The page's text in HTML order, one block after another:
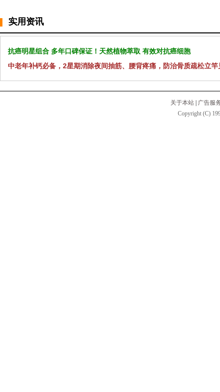
实用资讯
抗癌明星组合 多年口碑保证！天然植物萃取 有效对抗癌细胞
中老年补钙必备，2星期消除夜间抽筋、腰背疼痛，防治骨质疏松立竿
关于本站
广告服
Copyright (C)